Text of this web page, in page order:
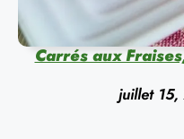
Carrés aux
juillet